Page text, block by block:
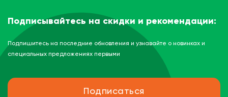
Подписывайтесь на скидки и рекомендации:
Подпишитесь на последние обновления и узнавайте о новинках и
специальных предложениях первыми
Подписаться